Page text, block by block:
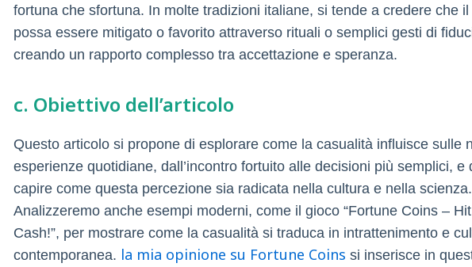
fortuna che sfortuna. In molte tradizioni italiane, si tende a credere che
possa essere mitigato o favorito attraverso rituali o semplici gesti di
creando un rapporto complesso tra accettazione e speranza.
c. Obiettivo dell’articolo
Questo articolo si propone di esplorare come la casualità influisce sulle
esperienze quotidiane, dall’incontro fortuito alle decisioni più semplici, e
capire come questa percezione sia radicata nella cultura e nella scienza.
Analizzeremo anche esempi moderni, come il gioco “Fortune Coins –
Cash!”, per mostrare come la casualità si traduca in intrattenimento e
contemporanea. la mia opinione su Fortune Coins si inserisce in